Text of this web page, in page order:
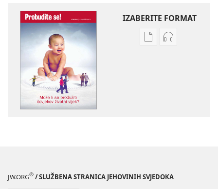
IZABERITE FORMAT
Postavke
vijek?
Postavke
JW.ORG® / SLUŽBENA STRANICA JEHOVINIH SVJEDOKA